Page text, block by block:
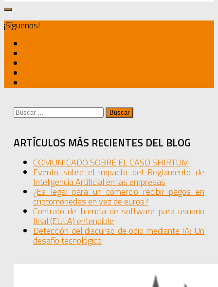
¡Síguenos!
Buscar:
ARTÍCULOS MÁS RECIENTES DEL BLOG
COMUNICADO SOBRE EL CASO SHIRTUM
Evento sobre el impacto del Reglamento de
Inteligencia Artificial en las empresas
¿Es legal para un comercio recibir pagos en
criptomonedas en vez de euros?
Contrato de licencia de software para usuario
final (EULA) entendible
Detección del discurso de odio mediante IA: Un
desafío tecnológico